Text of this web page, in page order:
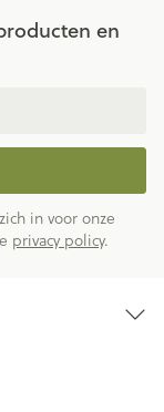
en
in voor onze
privacy policy.